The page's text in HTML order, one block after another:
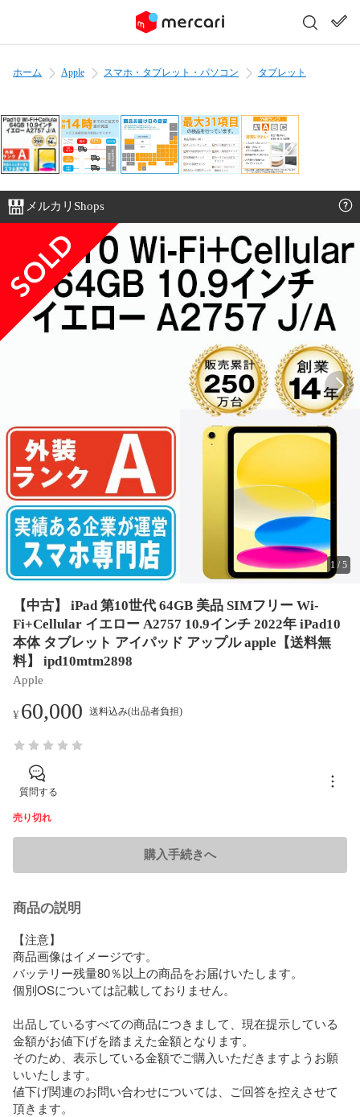
ホーム Apple スマホ・タブレット・パソコン タブレット
メルカリShops
1 /5
【中古】 iPad 第10世代 64GB 美品 SIMフリー Wi-
Fi+Cellular イエロー A2757 10.9インチ 2022年 iPad10
本体 タブレット アイパッド アップル apple【送料無
料】 ipd10mtm2898
Apple
¥60,000 送料込み(出品者負担)
質問する
売り切れ
購入手続きへ
商品の説明
【注意】
商品画像はイメージです。
バッテリー残量80％以上の商品をお届けいたします。
個別OSについては記載しておりません。
出品しているすべての商品につきまして、現在提示している
金額がお値下げを踏まえた金額となります。
そのため、表示している金額でご購入いただきますようお願
いいたします。
値下げ関連のお問い合わせについては、ご回答を控えさせて
頂きます。